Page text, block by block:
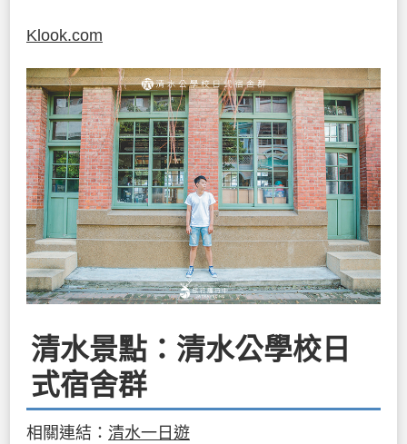
Klook.com
清水景點：清水公學校日
式宿舍群
相關連結： 清水一日遊